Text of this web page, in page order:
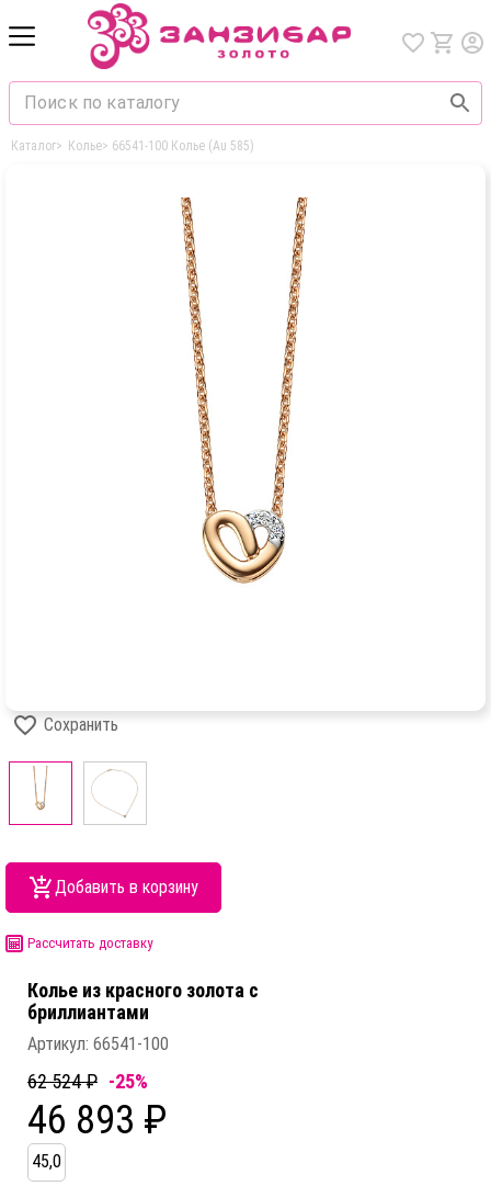
Каталог> Колье> 66541-100 Колье (Au 585)
Сохранить
Добавить в корзину
Рассчитать доставку
Колье из красного золота c
бриллиантами
Артикул: 66541-100
62 524 ₽ -25%
46 893 ₽
45,0